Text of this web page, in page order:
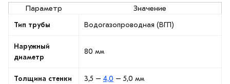
Параметр Значение
Тип трубы Водогазопроводная (ВГП)
Наружный
диаметр
80 мм
Толщина стенки 3,5 – 4,0 – 5,0 мм